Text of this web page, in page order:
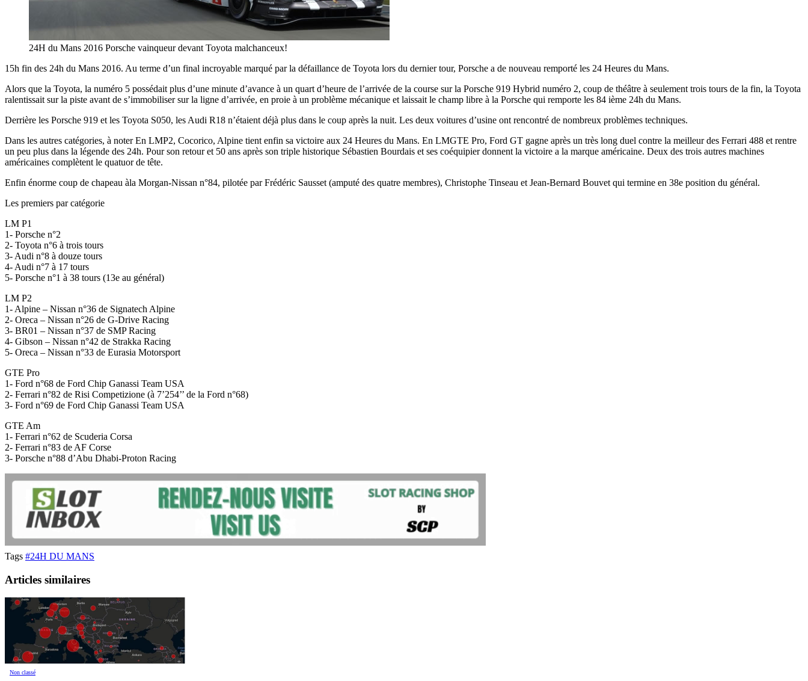
24H du Mans 2016 Porsche vainqueur devant Toyota malchanceux!
15h fin des 24h du Mans 2016. Au terme d’un final incroyable marqué par la défaillance de Toyota lors du dernier tour, Porsche a de nouveau remporté les 24 Heures du Mans.
Alors que la Toyota, la numéro 5 possédait plus d’une minute d’avance à un quart d’heure de l’arrivée de la course sur la Porsche 919 Hybrid numéro 2, coup de théâtre à seulement trois tours de la fin, la Toyota
ralentissait sur la piste avant de s’immobiliser sur la ligne d’arrivée, en proie à un problème mécanique et laissait le champ libre à la Porsche qui remporte les 84 ième 24h du Mans.
Derrière les Porsche 919 et les Toyota S050, les Audi R18 n’étaient déjà plus dans le coup après la nuit. Les deux voitures d’usine ont rencontré de nombreux problèmes techniques.
Dans les autres catégories, à noter En LMP2, Cocorico, Alpine tient enfin sa victoire aux 24 Heures du Mans. En LMGTE Pro, Ford GT gagne après un très long duel contre la meilleur des Ferrari 488 et rentre
un peu plus dans la légende des 24h. Pour son retour et 50 ans après son triple historique Sébastien Bourdais et ses coéquipier donnent la victoire a la marque américaine. Deux des trois autres machines
américaines complètent le quatuor de tête.
Enfin énorme coup de chapeau àla Morgan-Nissan n°84, pilotée par Frédéric Sausset (amputé des quatre membres), Christophe Tinseau et Jean-Bernard Bouvet qui termine en 38e position du général.
Les premiers par catégorie
LM P1
1- Porsche n°2
2- Toyota n°6 à trois tours
3- Audi n°8 à douze tours
4- Audi n°7 à 17 tours
5- Porsche n°1 à 38 tours (13e au général)
LM P2
1- Alpine – Nissan n°36 de Signatech Alpine
2- Oreca – Nissan n°26 de G-Drive Racing
3- BR01 – Nissan n°37 de SMP Racing
4- Gibson – Nissan n°42 de Strakka Racing
5- Oreca – Nissan n°33 de Eurasia Motorsport
GTE Pro
1- Ford n°68 de Ford Chip Ganassi Team USA
2- Ferrari n°82 de Risi Competizione (à 7’254’’ de la Ford n°68)
3- Ford n°69 de Ford Chip Ganassi Team USA
GTE Am
1- Ferrari n°62 de Scuderia Corsa
2- Ferrari n°83 de AF Corse
3- Porsche n°88 d’Abu Dhabi-Proton Racing
Tags #24H DU MANS
Articles similaires
Non classé